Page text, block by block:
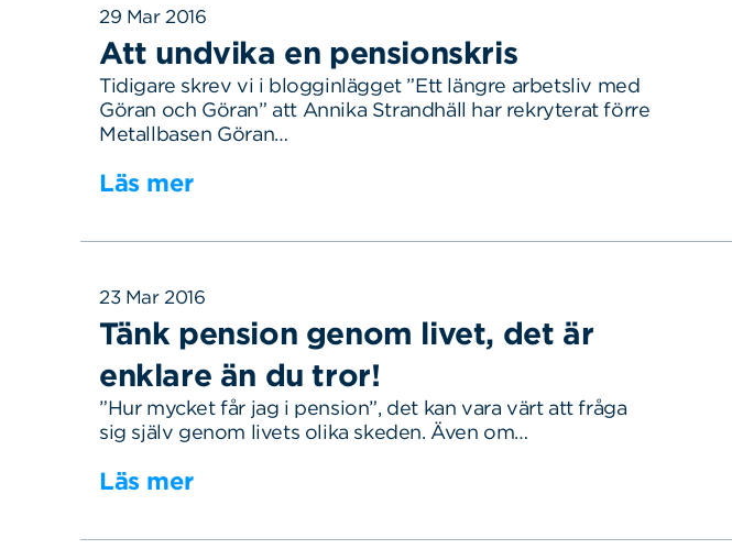
29 Mar 2016
Att undvika en pensionskris
Tidigare skrev vi i blogginlägget ”Ett längre arbetsliv med
Göran och Göran” att Annika Strandhäll har rekryterat förre
Metallbasen Göran…
Läs mer
23 Mar 2016
Tänk pension genom livet, det är
enklare än du tror!
”Hur mycket får jag i pension”, det kan vara värt att fråga
sig själv genom livets olika skeden. Även om…
Läs mer